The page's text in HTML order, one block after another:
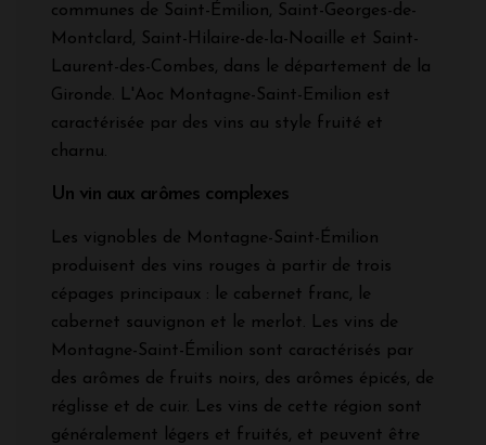
communes de Saint-Émilion, Saint-Georges-de-
Montclard, Saint-Hilaire-de-la-Noaille et Saint-
Laurent-des-Combes, dans le département de la
Gironde. L'Aoc Montagne-Saint-Emilion est
caractérisée par des vins au style fruité et
charnu.
Un vin aux arômes complexes
Les vignobles de Montagne-Saint-Émilion
produisent des vins rouges à partir de trois
cépages principaux : le cabernet franc, le
cabernet sauvignon et le merlot. Les vins de
Montagne-Saint-Émilion sont caractérisés par
des arômes de fruits noirs, des arômes épicés, de
réglisse et de cuir. Les vins de cette région sont
généralement légers et fruités, et peuvent être